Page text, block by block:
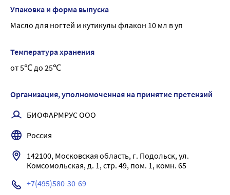
современных решений в области косметологии. Nail care
прозрачного цвета с цитрусовым запахом быстро
воспалительный процесс ногтевого валика,
околоногтевую зону. -Масло зародышей пшеницы
Витамин F избавляет от сухости Эффективность
Питает кутикулу и ногтевую пластину, избавляет от
расслоения Удовольствие
Упаковка и форма выпуска
Масло для ногтей и кутикулы флакон 10 мл в уп
Температура хранения
от 5℃ до 25℃
Организация, уполномоченная на принятие претензий
БИОФАРМРУС ООО
Россия
142100, Московская область, г. Подольск, ул.
Комсомольская, д. 1, стр. 49, пом. 1, комн. 65
+7(495)580-30-69